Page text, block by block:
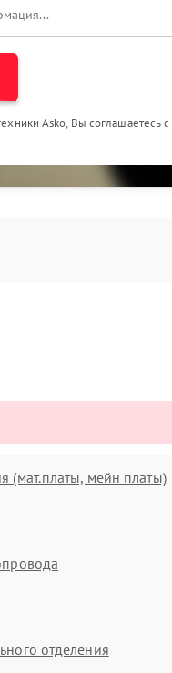
Asko, Вы соглашаетесь с
(мат.платы, мейн платы)
отделения